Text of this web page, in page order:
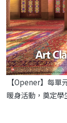
【Opener】每
暖身活動，奠定